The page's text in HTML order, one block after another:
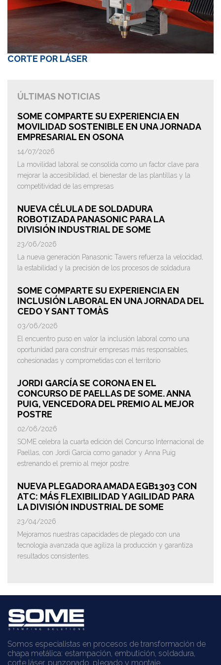
CORTE POR LÁSER
ÚLTIMAS NOTICIAS
SOME COMPARTE SU EXPERIENCIA EN
MOVILIDAD SOSTENIBLE EN UNA JORNADA
EMPRESARIAL EN OSONA
14/07/2026
La movilidad laboral se consolida como un factor clave para
mejorar la accesibilidad, el bienestar de las plantillas y la
competitividad de las empresas
NUEVA CÉLULA DE SOLDADURA
ROBOTIZADA PANASONIC PARA LA
DIVISIÓN INDUSTRIAL DE SOME
23/06/2026
La nueva generación Panasonic Tawers refuerza la velocidad,
la estabilidad y la precisión de los procesos de soldadura
SOME COMPARTE SU EXPERIENCIA EN
INCLUSIÓN LABORAL EN UNA JORNADA DEL
CEDO Y SANT TOMÀS
03/06/2026
El encuentro puso en valor la inclusión laboral como una
oportunidad para construir empresas más responsables,
cohesionadas y comprometidas con el territorio
JORDI GARCÍA SE CORONA EN EL
CONCURSO DE PAELLAS DE SOME. ANNA
PUIG, VENCEDORA DEL PREMIO AL MEJOR
POSTRE
02/06/2026
SOME celebra la cuarta edición del Concurso Internacional de
Paellas, con Jordi García como ganador y Anna Puig
estrenando el premio al mejor postre.
NUEVA PLEGADORA AMADA EGB1303 CON
ATC: MÁS FLEXIBILIDAD Y AGILIDAD PARA
LA DIVISIÓN INDUSTRIAL DE SOME
23/04/2026
Mejoramos nuestras capacidades de plegado con una
tecnología avanzada que agiliza la producción y garantiza
resultados consistentes.
Somos especialistas en procesos de transformación de
chapa metálica: estampación, embutición, soldadura,
corte láser, punzonado, plegado y montaje.